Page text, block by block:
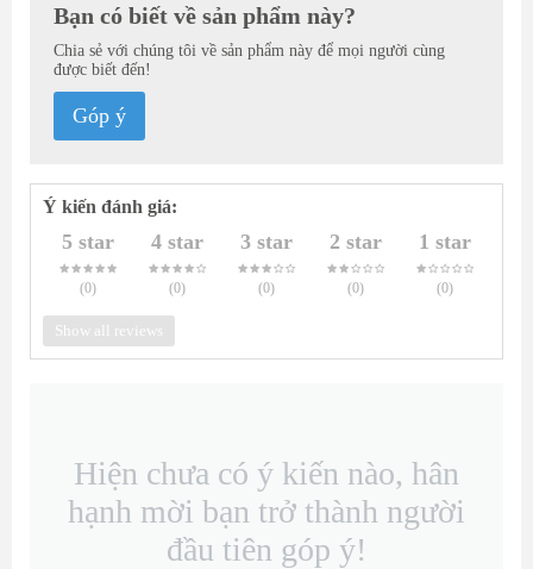
Bạn có biết về sản phẩm này?
Chia sẻ với chúng tôi về sản phẩm này để mọi người cùng
được biết đến!
Góp ý
Ý kiến đánh giá:
5 star
(0)
4 star
(0)
3 star
(0)
2 star
(0)
1 star
(0)
Show all reviews
Hiện chưa có ý kiến nào, hân
hạnh mời bạn trở thành người
đầu tiên góp ý!